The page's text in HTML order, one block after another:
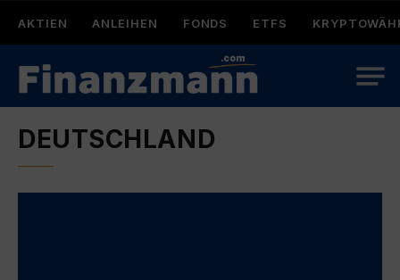
AKTIEN ANLEIHEN FONDS ETFS
DEUTSCHLAND